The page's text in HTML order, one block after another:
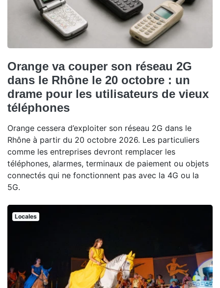
Orange va couper son réseau 2G
dans le Rhône le 20 octobre : un
drame pour les utilisateurs de vieux
téléphones
Orange cessera d’exploiter son réseau 2G dans le
Rhône à partir du 20 octobre 2026. Les particuliers
comme les entreprises devront remplacer les
téléphones, alarmes, terminaux de paiement ou objets
connectés qui ne fonctionnent pas avec la 4G ou la
5G.
Locales